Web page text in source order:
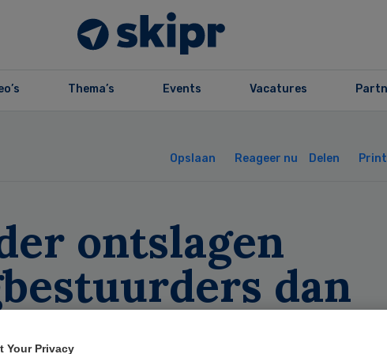
Thema’s Events Vacatures
Opslaan Reageer nu Delen Print
ontslagen
dan
Your Privacy